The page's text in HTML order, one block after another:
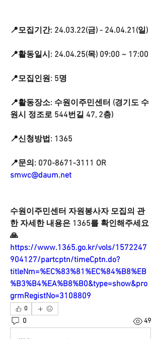
📍모집기간: 24.03.22(금) - 24.04.21(일)
📍활동일시: 24.04.25(목) 09:00 ~ 17:00
📍모집인원: 5명
📍활동장소: 수원이주민센터 (경기도 수
원시 정조로 544번길 47, 2층)
📍신청방법: 1365
smwc@daum.net
수원이주민센터 자원봉사자 모집의 관
한 자세한 내용은 1365를 확인해주세요
🙏
https://www.1365.go.kr/vols/1572247
904127/partcptn/timeCptn.do?
titleNm=%EC%83%81%EC%84%B8%EB
%B3%B4%EA%B8%B0&type=show&pro
grmRegistNo=3108809
0
0 49